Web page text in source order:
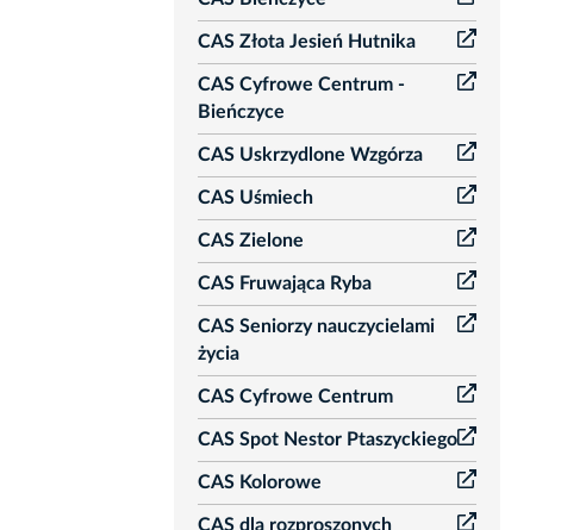
CAS Złota Jesień Hutnika
CAS Cyfrowe Centrum -
Bieńczyce
CAS Uskrzydlone Wzgórza
CAS Uśmiech
CAS Zielone
CAS Fruwająca Ryba
CAS Seniorzy nauczycielami
życia
CAS Cyfrowe Centrum
CAS Spot Nestor Ptaszyckiego
CAS Kolorowe
CAS dla rozproszonych